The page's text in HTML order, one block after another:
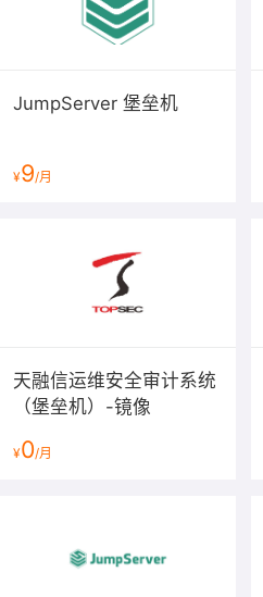
JumpServer 堡垒机
¥9/月
天融信运维安全审计系统
（堡垒机）-镜像
¥0/月